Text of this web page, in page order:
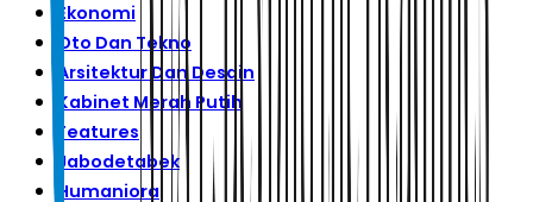
Ekonomi
Oto Dan Tekno
Arsitektur Dan Desain
Kabinet Merah Putih
Features
Jabodetabek
Humaniora